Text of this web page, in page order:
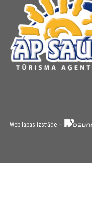
Web-lapas izstrāde –